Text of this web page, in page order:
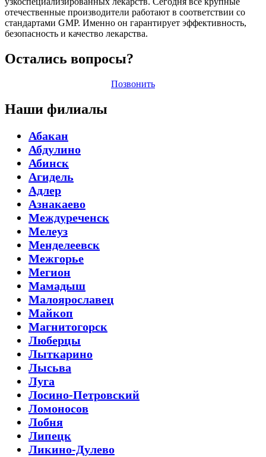
отечественные производители работают в соответствии со
стандартами GMP. Именно он гарантирует эффективность,
безопасность и качество лекарства.
Остались вопросы?
Позвонить
Наши филиалы
Абакан
Абдулино
Абинск
Агидель
Адлер
Азнакаево
Междуреченск
Мелеуз
Менделеевск
Межгорье
Мегион
Мамадыш
Малоярославец
Майкоп
Магнитогорск
Люберцы
Лыткарино
Лысьва
Луга
Лосино-Петровский
Ломоносов
Лобня
Липецк
Ликино-Дулево